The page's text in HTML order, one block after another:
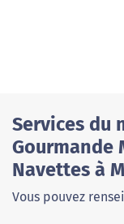
Services du
Gourmande
Navettes à
Vous pouvez